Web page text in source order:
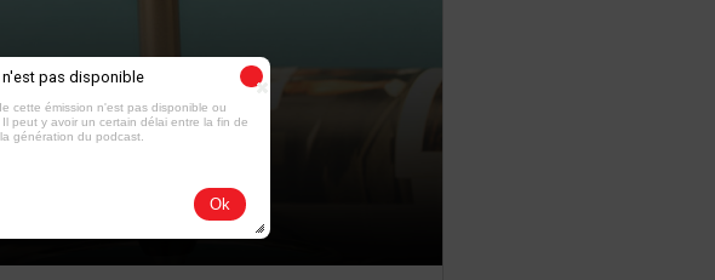
pas disponible
cette émission n'est pas disponible ou
peut y avoir un certain délai entre la fin de
génération du podcast.
Ok